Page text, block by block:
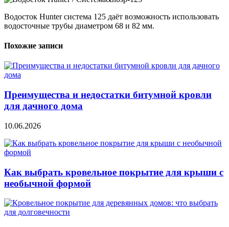
Водосток Hunter система 125 даёт возможность использовать
водосточные трубы диаметром 68 и 82 мм.
Похожие записи
Преимущества и недостатки битумной кровли
для дачного дома
10.06.2026
Как выбрать кровельное покрытие для крыши с
необычной формой